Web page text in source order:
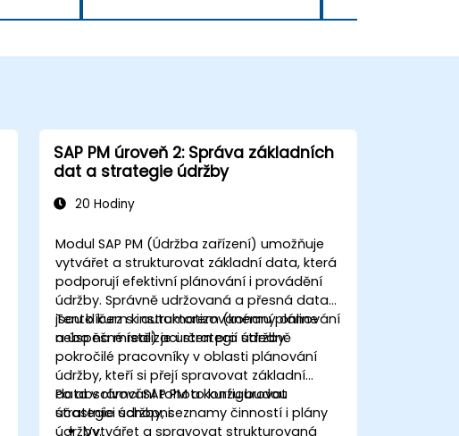
SAP PM úroveň 2: Správa základních
dat a strategie údržby
20 Hodiny
Modul SAP PM (Údržba zařízení) umožňuje
vytvářet a strukturovat základní data, která
podporují efektivní plánování i provádění
údržby. Správně udržovaná a přesná data
jsou klíčem k automatizovanému plánování
a úspěšné realizaci strategií údržby.
Tento kurz s instruktorem (konaný online
nebo na místě) je určen pro středně
pokročilé pracovníky v oblasti plánování
údržby, kteří si přejí spravovat základní
data v rámci SAP PM a konfigurovat
strategie údržby, seznamy činností i plány
údržby.
Po absolvování tohoto kurzu budou
účastníci schopni:
Vytvářet a spravovat strukturovaná